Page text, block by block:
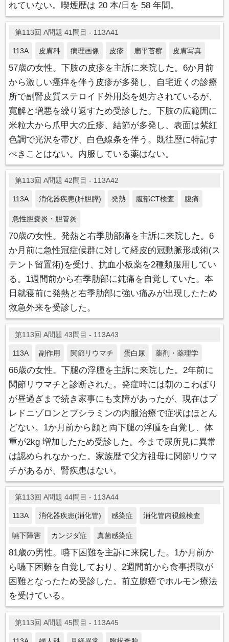
れていない。喫煙歴は 20 本/日を 58 年間。
第113回 A問題 41問目 - 113A41
113A 皮膚科 病理画像 皮疹 扁平苔癬 皮膚写真
57歳の女性。下肢の皮疹を主訴に来院した。6か月前
から激しい瘙痒を伴う皮疹が多発し、自宅近くの診療
所で副腎皮質ステロイド外用薬を処方されているが、
寛解と増悪を繰り返すため受診した。下肢の広範囲に
米粒大から爪甲大の丘疹、結節が多発し、表面は紫紅
色調で光沢を帯び、白色線条を伴う。既往歴に特記す
べきことはない。内服している薬はない。
第113回 A問題 42問目 - 113A42
113A 消化器疾患(肝胆膵) 発熱 腹部CT検査 腹痛
急性胆嚢炎・胆管炎
70歳の女性。発熱と右季肋部痛を主訴に来院した。6
か月前に急性冠症候群に対して経皮的冠動脈形成術(ス
テント留置術)を受け、抗血小板薬を2種類服用してい
る。1週間前から右季肋部に鈍痛を自覚していた。本
日就寝前に発熱と右季肋部に強い痛みが出現したため
救急外来を受診した。
第113回 A問題 43問目 - 113A43
113A 副作用 関節リウマチ 蛋白尿 薬剤・薬理学
66歳の女性。下腿の浮腫を主訴に来院した。2年前に
関節リウマチと診断された。発症時には朝のこわばり
が昼過ぎまで続き家事にも支障があったが、現在はプ
レドニゾロンとブシラミンの内服治療で症状はほとん
どない。1か月前から顔と両下腿の浮腫を自覚し、体
重が2kg 増加したため受診した。今まで尿所見に異常
は認められなかった。家族歴で父方祖母に関節リウマ
チがあるが、腎疾患はない。
第113回 A問題 44問目 - 113A44
113A 消化器疾患(消化管) 感染症 消化管内視鏡検査
嚥下障害 カンジダ症 真菌感染症
81歳の男性。嚥下困難を主訴に来院した。1か月前か
ら嚥下困難を自覚しており、2週間前から食事摂取が
困難となったため受診した。前立腺癌でホルモン療法
を受けている。
第113回 A問題 45問目 - 113A45